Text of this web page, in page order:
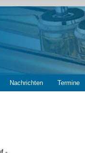
Nachrichten Termine